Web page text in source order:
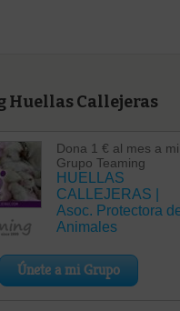
Huellas Callejeras